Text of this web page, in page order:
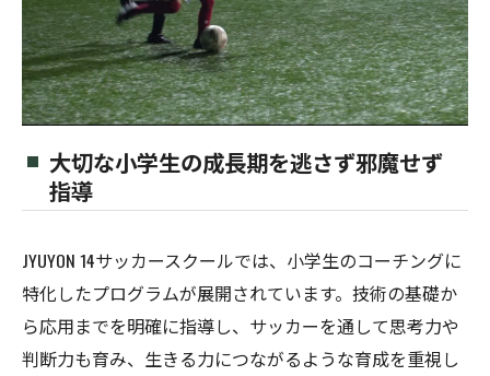
大切な小学生の成長期を逃さず邪魔せず
指導
JYUYON 14サッカースクールでは、小学生のコーチングに
特化したプログラムが展開されています。技術の基礎か
ら応用までを明確に指導し、サッカーを通して思考力や
判断力も育み、生きる力につながるような育成を重視し